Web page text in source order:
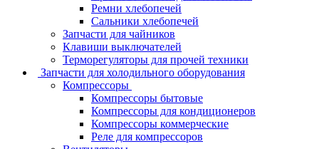
Ремни хлебопечей
Сальники хлебопечей
Запчасти для чайников
Клавиши выключателей
Терморегуляторы для прочей техники
Запчасти для холодильного оборудования
Компрессоры
Компрессоры бытовые
Компрессоры для кондиционеров
Компрессоры коммерческие
Реле для компрессоров